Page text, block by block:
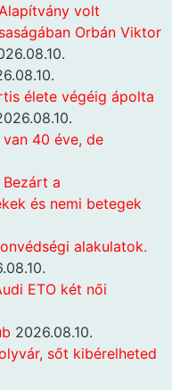
volt
Orbán Viktor
élete végéig ápolta
40 éve, de
a
és nemi betegek
alakulatok.
ETO két női
2026.08.10.
sőt kibérelheted